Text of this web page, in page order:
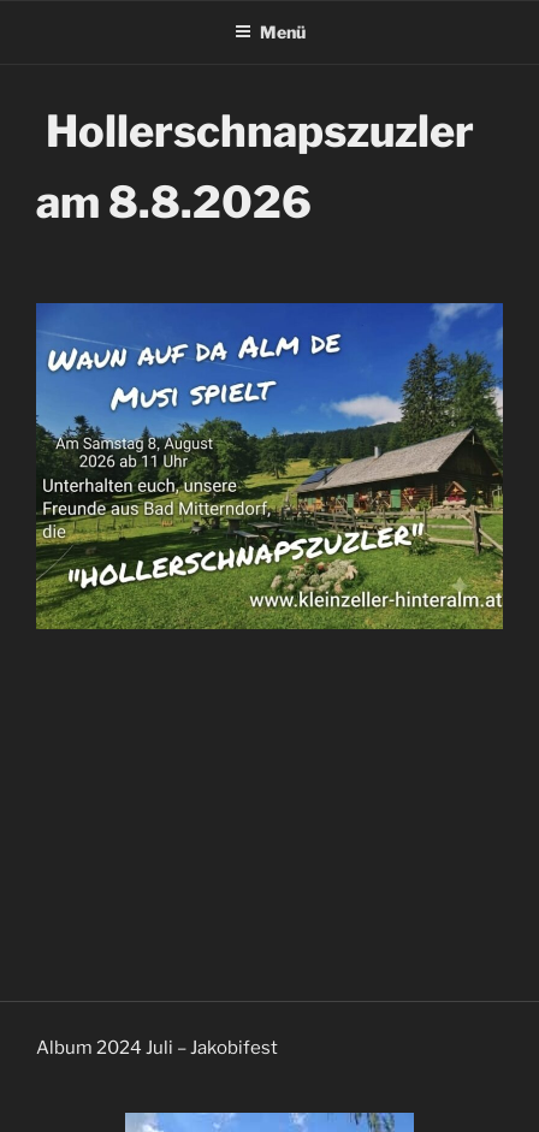
Menü
Hollerschnapszuzler
am 8.8.2026
Album 2024 Juli – Jakobifest